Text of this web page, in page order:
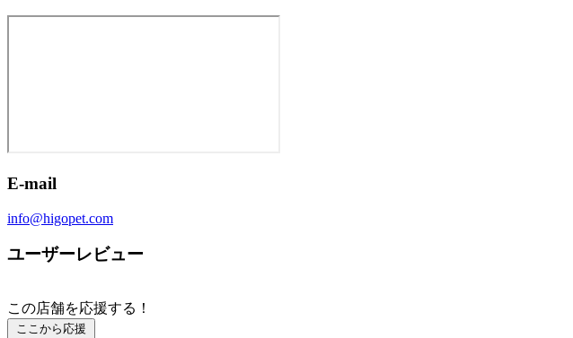
E-mail
info@higopet.com
ユーザーレビュー
この店舗を応援する！
ここから応援